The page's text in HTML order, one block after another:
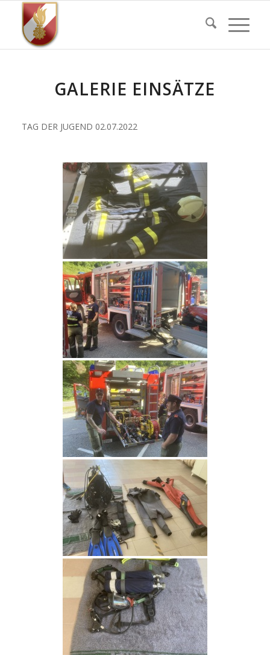
GALERIE EINSÄTZE
TAG DER JUGEND 02.07.2022